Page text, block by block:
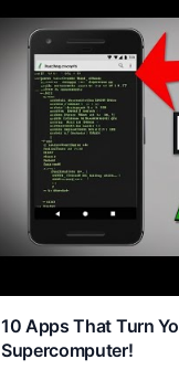
10 Apps That Turn
Supercomputer!